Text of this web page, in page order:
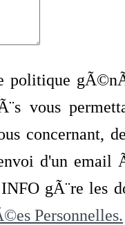
vous
concernant,
d'un
gÃ¨re les
Personnelles.